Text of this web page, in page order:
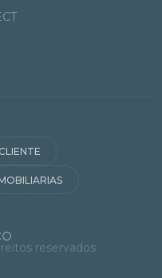
reservados